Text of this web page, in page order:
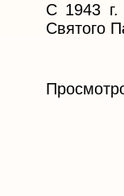
С 1943 г.
Святого